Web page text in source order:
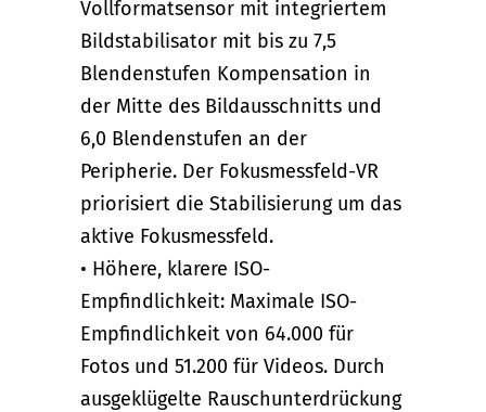
Vollformatsensor mit integriertem
Bildstabilisator mit bis zu 7,5
Blendenstufen Kompensation in
der Mitte des Bildausschnitts und
6,0 Blendenstufen an der
Peripherie. Der Fokusmessfeld-VR
priorisiert die Stabilisierung um das
aktive Fokusmessfeld.
• Höhere, klarere ISO-
Empfindlichkeit: Maximale ISO-
Empfindlichkeit von 64.000 für
Fotos und 51.200 für Videos. Durch
ausgeklügelte Rauschunterdrückung